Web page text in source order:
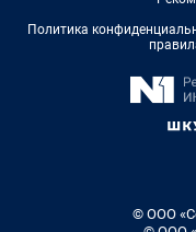
Политика
© ООО